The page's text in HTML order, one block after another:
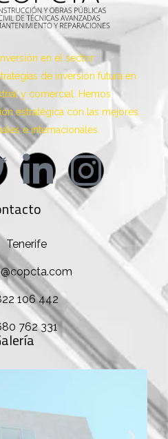
en el sector
de inversión futura en
y comercial. Hemos
estratégica con las mejores
e internacionales.
Tenerife
106 442
762 331